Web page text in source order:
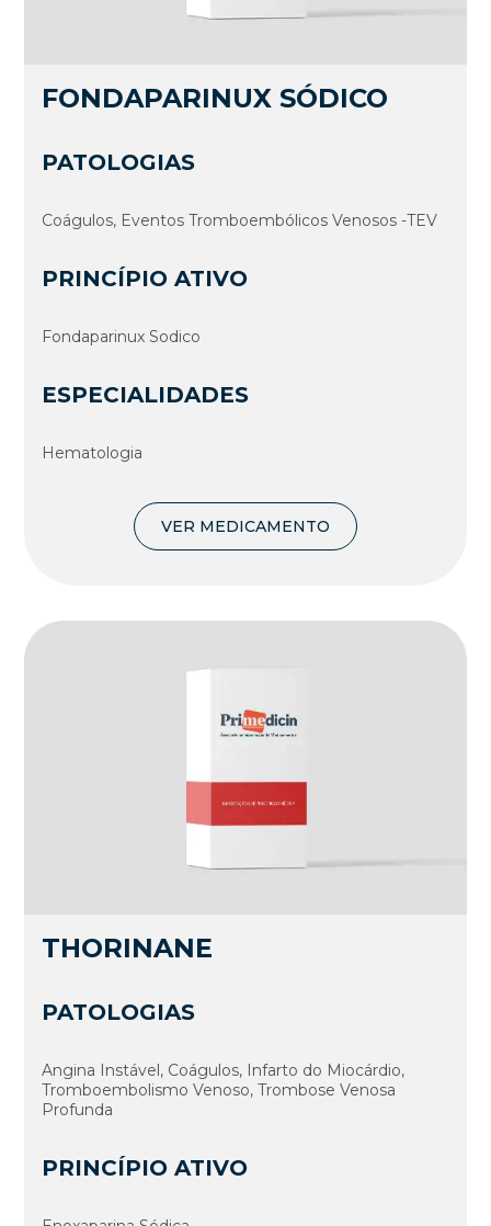
FONDAPARINUX SÓDICO
PATOLOGIAS
Coágulos, Eventos Tromboembólicos Venosos -TEV
PRINCÍPIO ATIVO
Fondaparinux Sodico
ESPECIALIDADES
Hematologia
VER MEDICAMENTO
THORINANE
PATOLOGIAS
Angina Instável, Coágulos, Infarto do Miocárdio,
Tromboembolismo Venoso, Trombose Venosa
Profunda
PRINCÍPIO ATIVO